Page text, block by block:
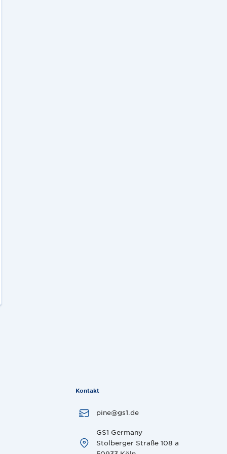
Kontakt
pine@gs1.de
GS1 Germany
Stolberger Straße 108 a